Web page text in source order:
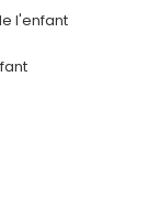
l'enfant